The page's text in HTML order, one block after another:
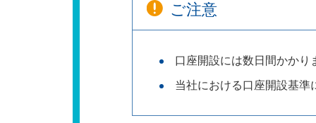
ご注意
口座開設には数日間かかり
当社における口座開設基準